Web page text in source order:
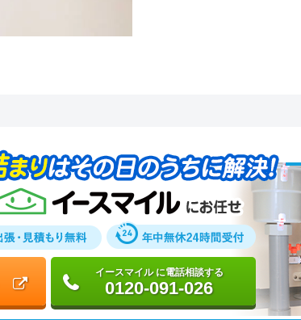
イースマイル に電話相談する
0120-091-026